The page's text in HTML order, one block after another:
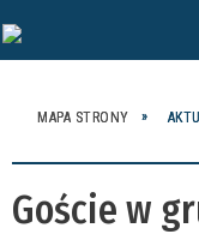
MAPA STRONY
Goście w